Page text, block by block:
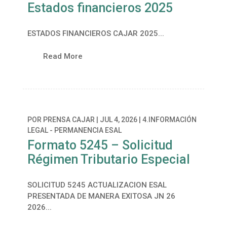
Estados financieros 2025
ESTADOS FINANCIEROS CAJAR 2025...
Read More
POR PRENSA CAJAR JUL 4, 2026| 4.INFORMACIÓN
LEGAL - PERMANENCIA ESAL
Formato 5245 – Solicitud
Régimen Tributario Especial
SOLICITUD 5245 ACTUALIZACION ESAL
PRESENTADA DE MANERA EXITOSA JN 26
2026...